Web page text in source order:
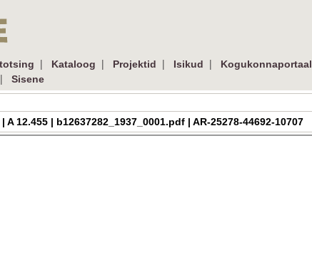
| Kataloog | Projektid | Isikud |
Kogukonnaportaal
| Sisene
A 12.455 | b12637282_1937_0001.pdf | AR-25278-44692-10707